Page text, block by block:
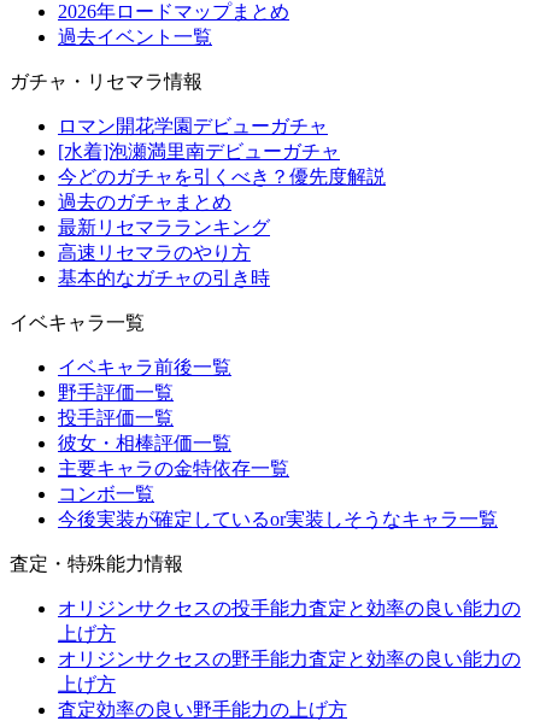
2026年ロードマップまとめ
過去イベント一覧
ガチャ・リセマラ情報
ロマン開花学園デビューガチャ
[水着]泡瀬満里南デビューガチャ
今どのガチャを引くべき？優先度解説
過去のガチャまとめ
最新リセマラランキング
高速リセマラのやり方
基本的なガチャの引き時
イベキャラ一覧
イベキャラ前後一覧
野手評価一覧
投手評価一覧
彼女・相棒評価一覧
主要キャラの金特依存一覧
コンボ一覧
今後実装が確定しているor実装しそうなキャラ一覧
査定・特殊能力情報
オリジンサクセスの投手能力査定と効率の良い能力の
上げ方
オリジンサクセスの野手能力査定と効率の良い能力の
上げ方
査定効率の良い野手能力の上げ方